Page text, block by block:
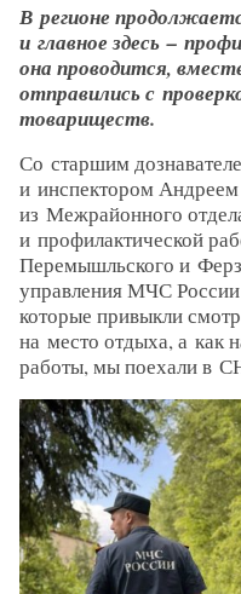
В регионе
и главное здесь –
она проводится,
отправились с
товариществ.
Со старшим
и инспектором
из Межрайонного
и профилактической
Перемышльского и
управления МЧС
которые привыкли
на место отдыха, а как
работы, мы поехали в